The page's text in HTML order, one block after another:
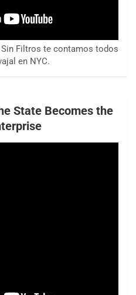
Filtros te contamos todos
en NYC.
State Becomes the